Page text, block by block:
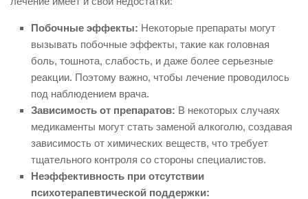
Побочные эффекты: Некоторые препараты могут
вызывать побочные эффекты, такие как головная
боль, тошнота, слабость, и даже более серьезные
реакции. Поэтому важно, чтобы лечение проводилось
под наблюдением врача.
Зависимость от препаратов: В некоторых случаях
медикаменты могут стать заменой алкоголю, создавая
зависимость от химических веществ, что требует
тщательного контроля со стороны специалистов.
Неэффективность при отсутствии
психотерапевтической поддержки: